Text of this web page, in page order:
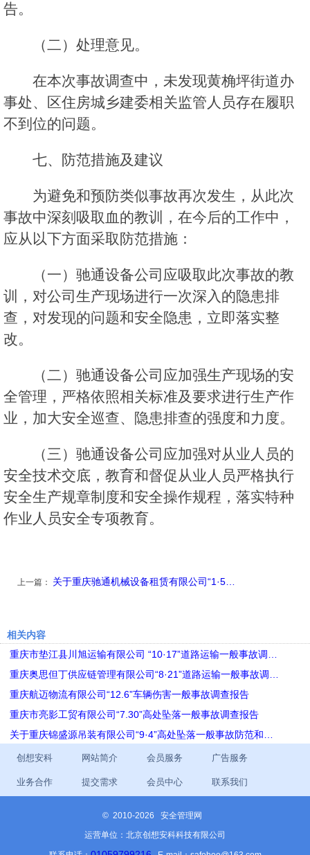
告。
（二）处理意见。
在本次事故调查中，未发现黄桷坪街道办
事处、区住房城乡建委相关监管人员存在履职
不到位的问题。
七、防范措施及建议
为避免和预防类似事故再次发生，从此次
事故中深刻吸取血的教训，在今后的工作中，
应从以下方面采取防范措施：
（一）驰通设备公司应吸取此次事故的教
训，对公司生产现场进行一次深入的隐患排
查，对发现的问题和安全隐患，立即落实整
改。
（二）驰通设备公司应加强生产现场的安
全管理，严格依照相关标准及要求进行生产作
业，加大安全巡查、隐患排查的强度和力度。
（三）驰通设备公司应加强对从业人员的
安全技术交底，教育和督促从业人员严格执行
安全生产规章制度和安全操作规程，落实特种
作业人员安全专项教育。
上一篇： 关于重庆驰通机械设备租赁有限公司“1·5…
相关内容
重庆市垫江县川旭运输有限公司 “10·17”道路运输一般事故调…
重庆奥思但丁供应链管理有限公司“8·21”道路运输一般事故调…
重庆航迈物流有限公司“12.6”车辆伤害一般事故调查报告
重庆市亮影工贸有限公司“7.30”高处坠落一般事故调查报告
关于重庆锦盛源吊装有限公司“9·4”高处坠落​一般事故防范和…
创想安科 网站简介 会员服务 广告服务
业务合作 提交需求 会员中心 联系我们
© 2010-2026 安全管理网
运营单位：北京创想安科科技有限公司